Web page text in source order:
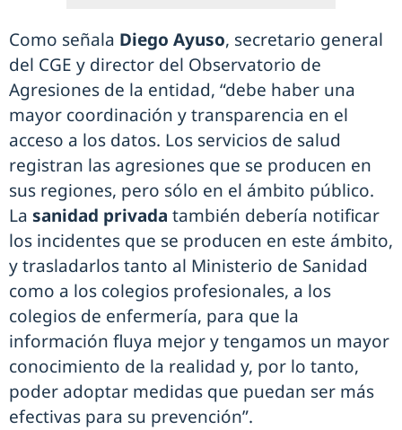
Como señala Diego Ayuso, secretario general
del CGE y director del Observatorio de
Agresiones de la entidad, “debe haber una
mayor coordinación y transparencia en el
acceso a los datos. Los servicios de salud
registran las agresiones que se producen en
sus regiones, pero sólo en el ámbito público.
La sanidad privada también debería notificar
los incidentes que se producen en este ámbito,
y trasladarlos tanto al Ministerio de Sanidad
como a los colegios profesionales, a los
colegios de enfermería, para que la
información fluya mejor y tengamos un mayor
conocimiento de la realidad y, por lo tanto,
poder adoptar medidas que puedan ser más
efectivas para su prevención”.